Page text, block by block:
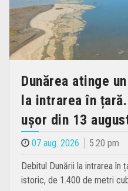
Dunărea atinge
la intrarea în
ușor din 13
07 aug. 2026 5.20 pm
Debitul Dunării la intrarea în
istoric, de 1.400 de metri